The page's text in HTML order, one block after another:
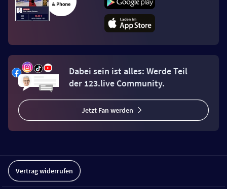
Dabei sein ist alles: Werde Teil
der 123.live Community.
Jetzt Fan werden
Vertrag widerrufen